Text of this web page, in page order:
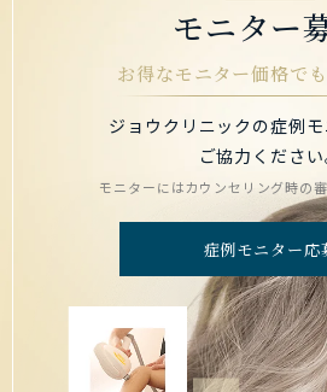
モニター
お得なモニター価格で
ジョウクリニックの症例
ご協力ください
モニターにはカウンセリング時の
症例モニター応